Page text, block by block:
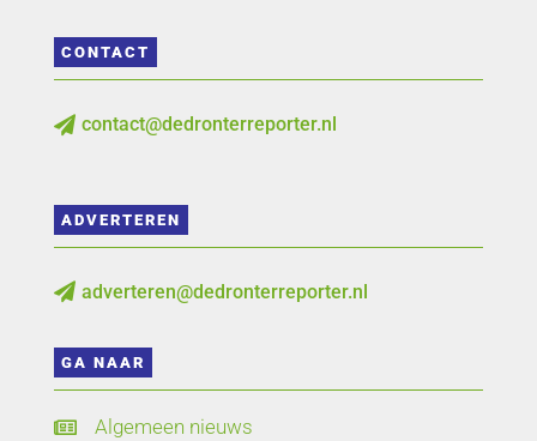
CONTACT
 contact@dedronterreporter.nl
ADVERTEREN
 adverteren@dedronterreporter.nl
GA NAAR
 Algemeen nieuws